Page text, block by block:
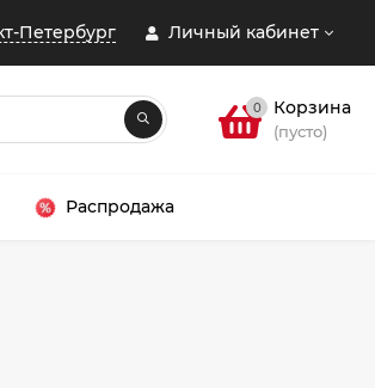
Петербург Личный кабинет
0 Корзина
(пусто)
Распродажа